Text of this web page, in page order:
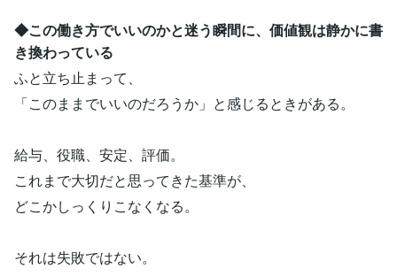
◆この働き方でいいのかと迷う瞬間に、価値観は静かに書
き換わっている
ふと立ち止まって、
「このままでいいのだろうか」と感じるときがある。
給与、役職、安定、評価。
これまで大切だと思ってきた基準が、
どこかしっくりこなくなる。
それは失敗ではない。